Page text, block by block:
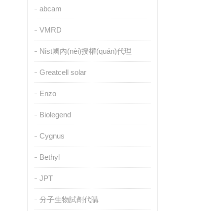
abcam
VMRD
Nist國內(nèi)授權(quán)代理
Greatcell solar
Enzo
Biolegend
Cygnus
Bethyl
JPT
分子生物試劑代購